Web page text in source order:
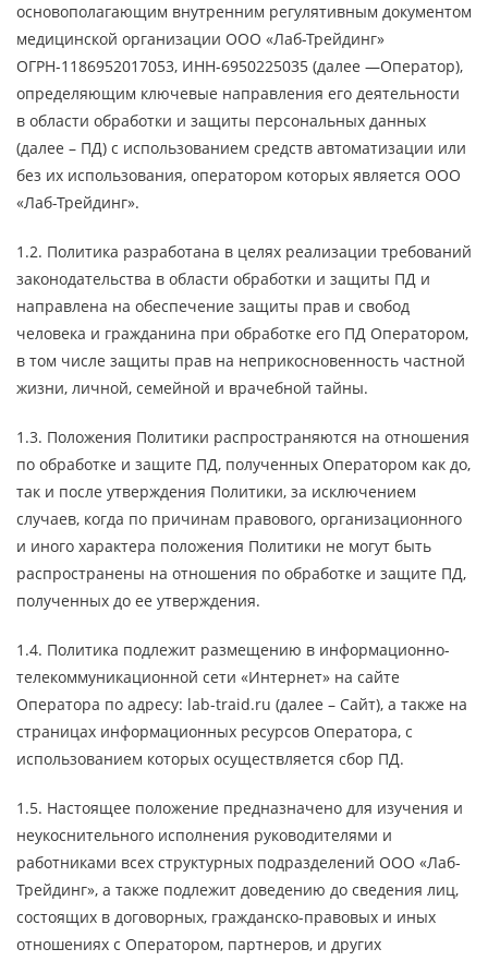
основополагающим внутренним регулятивным документом
медицинской организации ООО «Лаб-Трейдинг»
ОГРН-1186952017053, ИНН-6950225035 (далее —Оператор),
определяющим ключевые направления его деятельности
в области обработки и защиты персональных данных
(далее – ПД) с использованием средств автоматизации или
без их использования, оператором которых является ООО
«Лаб-Трейдинг».
1.2. Политика разработана в целях реализации требований
законодательства в области обработки и защиты ПД и
направлена на обеспечение защиты прав и свобод
человека и гражданина при обработке его ПД Оператором,
в том числе защиты прав на неприкосновенность частной
жизни, личной, семейной и врачебной тайны.
1.3. Положения Политики распространяются на отношения
по обработке и защите ПД, полученных Оператором как до,
так и после утверждения Политики, за исключением
случаев, когда по причинам правового, организационного
и иного характера положения Политики не могут быть
распространены на отношения по обработке и защите ПД,
полученных до ее утверждения.
1.4. Политика подлежит размещению в информационно-
телекоммуникационной сети «Интернет» на сайте
Оператора по адресу: lab-traid.ru (далее – Сайт), а также на
страницах информационных ресурсов Оператора, с
использованием которых осуществляется сбор ПД.
1.5. Настоящее положение предназначено для изучения и
неукоснительного исполнения руководителями и
работниками всех структурных подразделений ООО «Лаб-
Трейдинг», а также подлежит доведению до сведения лиц,
состоящих в договорных, гражданско-правовых и иных
отношениях с Оператором, партнеров, и других